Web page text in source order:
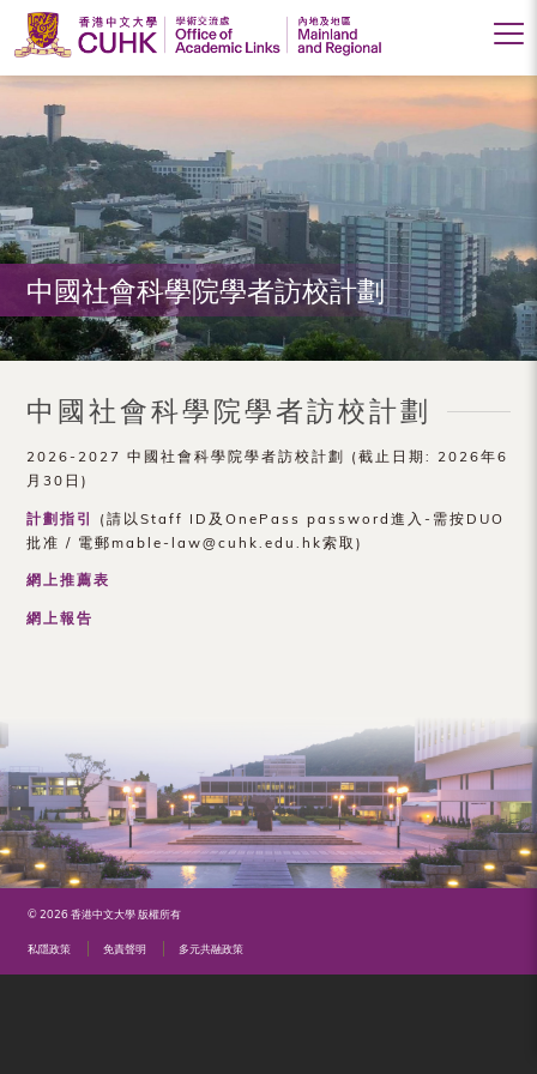
香
港
中
文
大
學
學
流
處
（內
地
區）
中國社會科學院學者訪校計劃
中國社會科學院學者訪校計劃
2026-2027 中國社會科學院學者訪校計劃 (截止日期: 2026年6
月30日)
計劃指引
(請以Staff ID及OnePass password進入-需按DUO
批准 / 電郵mable-law@cuhk.edu.hk索取)
網上推薦表
網上報告
© 2026 香港中文大學 版權所有
私隱政策 免責聲明 多元共融政策